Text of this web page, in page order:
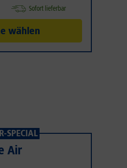
Sofort lieferbar
wählen
SPECIAL
Air